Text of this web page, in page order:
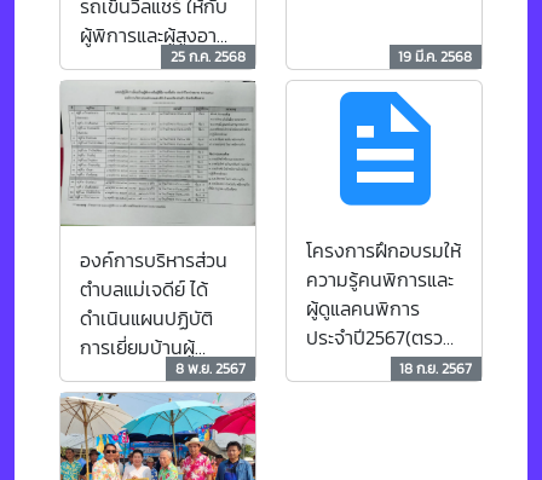
รถเข็นวีลแชร์ ให้กับ
ผู้พิการและผู้สูงอายุ
ในพื้นที่บ้านป่าแงะ
หมู่ที่ 5 ตำบลแม่
เจดีย์
25 ก.ค. 2568 19 มี.ค. 2568
องค์การบริหารส่วน
ตำบลแม่เจดีย์ ได้
ดำเนินแผนปฏิบัติ
การเยี่ยมบ้านผู้
พิการ หรือผู้มีภาวะ
พึ่งพิง ประจำ
ปีงบประมาณ พ.ศ.
2568
8 พ.ย. 2567
โครงการฝึกอบรมให้
ความรู้คนพิการและ
ผู้ดูแลคนพิการ
ประจำปี2567(ตรวจ
สุขภาพประจำปี18 ก.ย. 2567